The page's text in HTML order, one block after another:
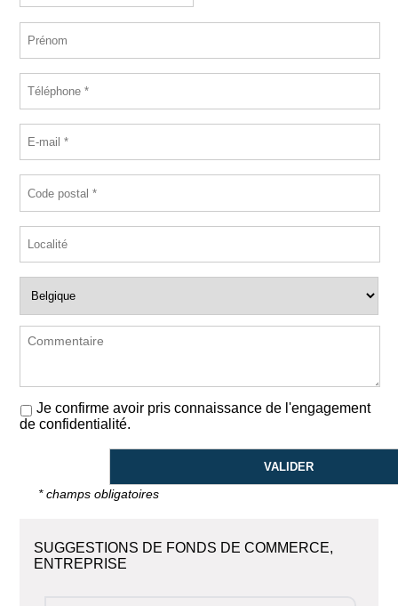
Je confirme avoir pris connaissance de l'engagement
de confidentialité.
* champs obligatoires
SUGGESTIONS DE FONDS DE COMMERCE,
ENTREPRISE